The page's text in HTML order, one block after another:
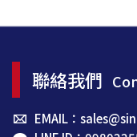
聯絡我們
EMAIL：